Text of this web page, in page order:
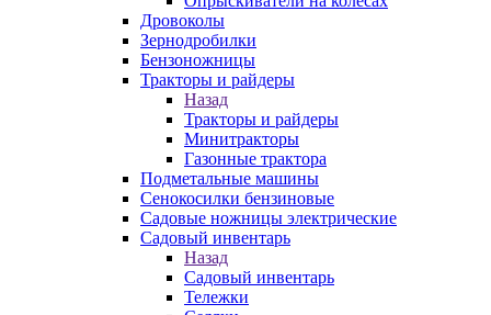
Дровоколы
Зернодробилки
Бензоножницы
Тракторы и райдеры
Назад
Тракторы и райдеры
Минитракторы
Газонные трактора
Подметальные машины
Сенокосилки бензиновые
Садовые ножницы электрические
Садовый инвентарь
Назад
Садовый инвентарь
Тележки